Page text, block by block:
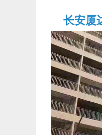
长安厦